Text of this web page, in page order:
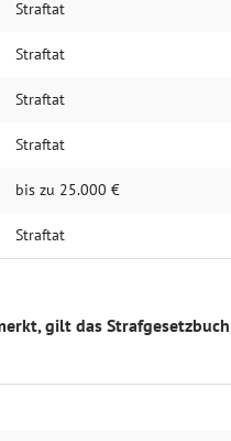
Straftat
Straftat
Straftat
Straftat
bis zu 25.000 €
Straftat
gilt das Strafgesetzbuch